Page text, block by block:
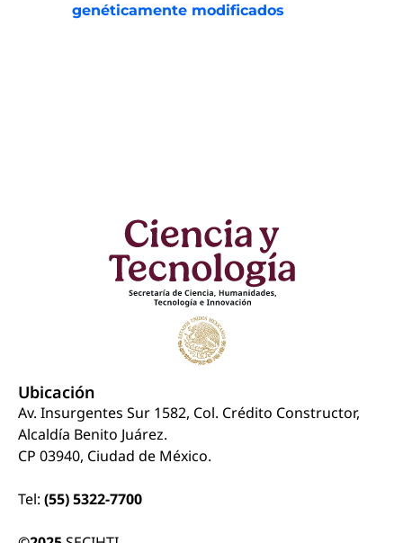
genéticamente modificados
Ubicación
Av. Insurgentes Sur 1582, Col. Crédito Constructor,
Alcaldía Benito Juárez.
CP 03940, Ciudad de México.
Tel: (55) 5322-7700